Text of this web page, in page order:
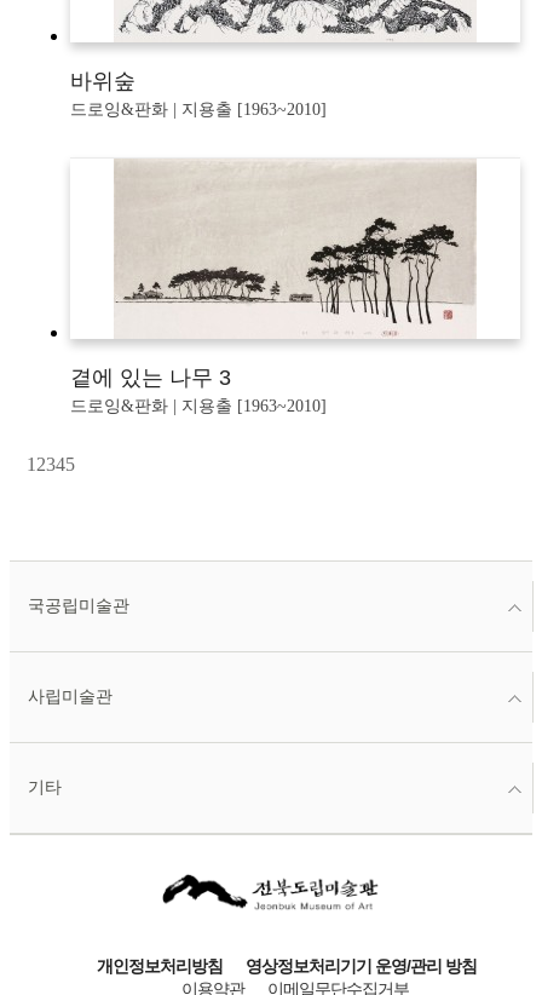
바위숲
드로잉&판화 | 지용출 [1963~2010]
곁에 있는 나무 3
드로잉&판화 | 지용출 [1963~2010]
1 2345
국공립미술관
사립미술관
기타
개인정보처리방침
영상정보처리기기 운영/관리 방침
이용약관
이메일무단수집거부